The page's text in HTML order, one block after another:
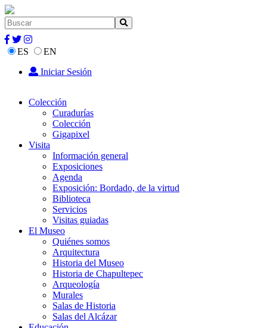
ES
EN
Iniciar Sesión
Colección
Curadurías
Colección
Gigapixel
Visita
Información general
Exposiciones
Agenda
Exposición: Bordado, de la virtud
Biblioteca
Servicios
Visitas guiadas
El Museo
Quiénes somos
Arquitectura
Historia del Museo
Historia de Chapultepec
Arqueología
Murales
Salas de Historia
Salas del Alcázar